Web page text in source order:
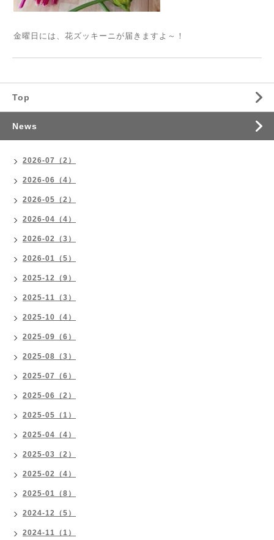
金曜日には、花ズッキーニが届きますよ～！
Top
News
2026-07（2）
2026-06（4）
2026-05（2）
2026-04（4）
2026-02（3）
2026-01（5）
2025-12（9）
2025-11（3）
2025-10（4）
2025-09（6）
2025-08（3）
2025-07（6）
2025-06（2）
2025-05（1）
2025-04（4）
2025-03（2）
2025-02（4）
2025-01（8）
2024-12（5）
2024-11（1）